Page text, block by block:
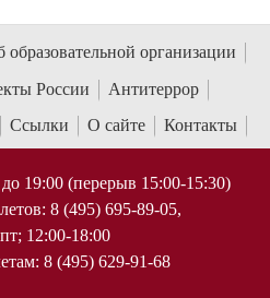
образовательной организации
России
Антитеррор
Ссылки О сайте Контакты
19:00 (перерыв 15:00-15:30)
8 (495) 695-89-05,
12:00-18:00
8 (495) 629-91-68